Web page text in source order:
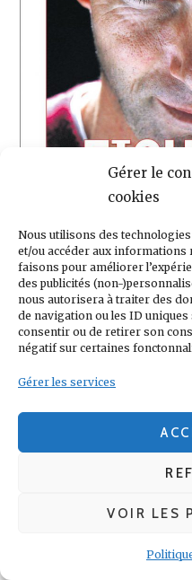
Gérer le
cookies
Nous utilisons des
et/ou accéder aux informations
faisons pour améliorer
des publicités (non-
nous autorisera à traiter des
de navigation ou les ID uniques
consentir ou de retirer son
négatif sur certaines
Gérer les services
VOIR LES
RECRUES, NON MERCI.
groupe suffisant pour
avoir recours au